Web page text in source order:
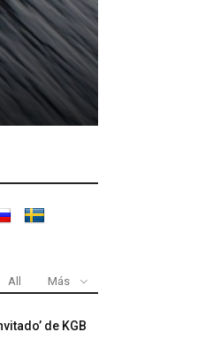
All Más
de KGB